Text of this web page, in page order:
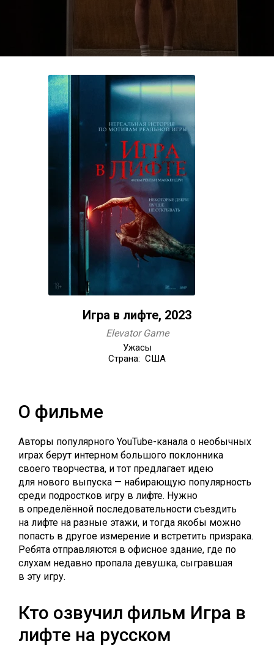
Игра в лифте, 2023
Elevator Game
Ужасы
Страна: США
О фильме
Авторы популярного YouTube-канала о необычных
играх берут интерном большого поклонника
своего творчества, и тот предлагает идею
для нового выпуска — набирающую популярность
среди подростков игру в лифте. Нужно
в определённой последовательности съездить
на лифте на разные этажи, и тогда якобы можно
попасть в другое измерение и встретить призрака.
Ребята отправляются в офисное здание, где по
слухам недавно пропала девушка, сыгравшая
в эту игру.
Кто озвучил фильм Игра в
лифте на русском